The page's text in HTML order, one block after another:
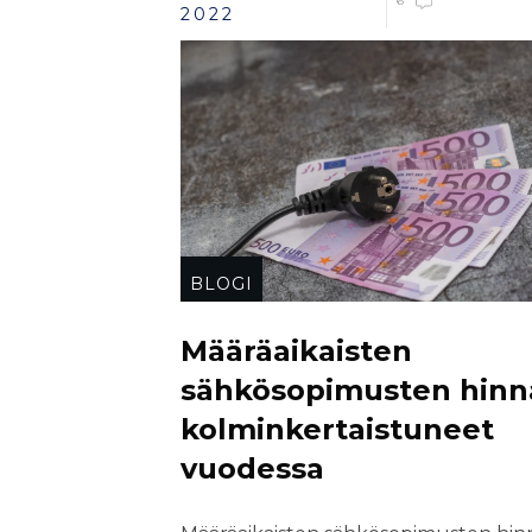
2022
BLOGI
Määräaikaisten
sähkösopimusten
kolminkertaistuneet
vuodessa